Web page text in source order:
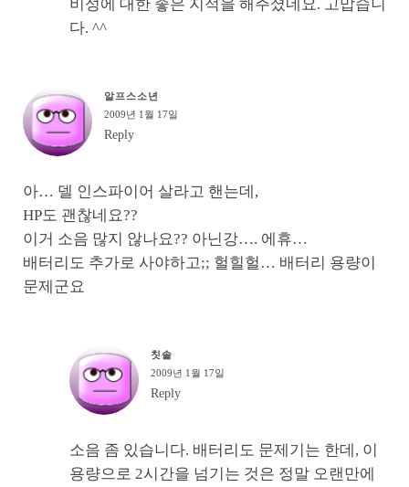
비성에 대한 좋은 지적을 해주셨네요. 고맙습니
다. ^^
알프스소년
2009년 1월 17일
Reply
아… 델 인스파이어 살라고 핸는데,
HP도 괜찮네요??
이거 소음 많지 않나요?? 아닌강…. 에휴…
배터리도 추가로 사야하고;; 헐힐헐… 배터리 용량이
문제군요
칫솔
2009년 1월 17일
Reply
소음 좀 있습니다. 배터리도 문제기는 한데, 이
용량으로 2시간을 넘기는 것은 정말 오랜만에